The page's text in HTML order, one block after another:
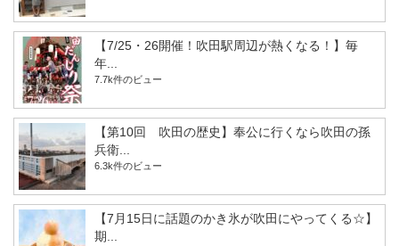
【7/25・26開催！吹田駅周辺が熱くなる！】毎
年...
7.7k件のビュー
【第10回 吹田の歴史】奉公に行くなら吹田の孫
兵衛...
6.3k件のビュー
【7月15日に話題のかき氷が吹田にやってくる☆】
期...